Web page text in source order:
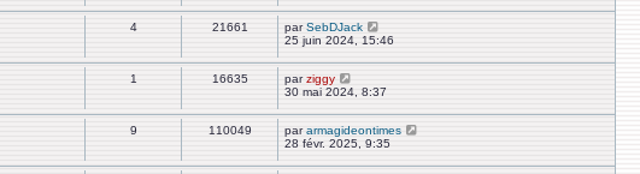
4 21661 parSebDJack
25 juin 2024, 15:46
1 16635 parziggy
30 mai 2024, 8:37
9 110049 pararmagideontimes
28 févr. 2025, 9:35